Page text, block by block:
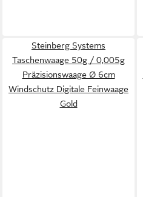
Steinberg Systems
Taschenwaage 50g / 0,005g
Präzisionswaage Ø 6cm
Windschutz Digitale Feinwaage
Gold